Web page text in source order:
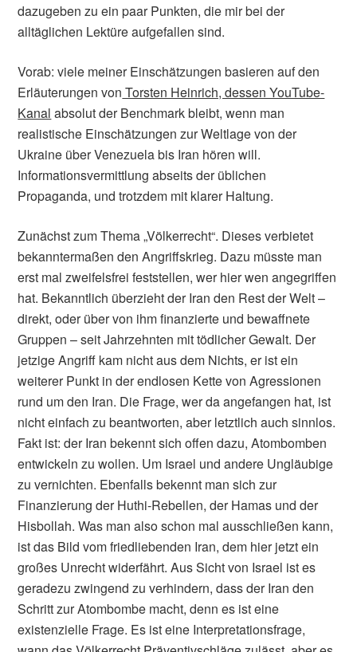
dazugeben zu ein paar Punkten, die mir bei der
alltäglichen Lektüre aufgefallen sind.
Vorab: viele meiner Einschätzungen basieren auf den
Erläuterungen von Torsten Heinrich, dessen YouTube-
Kanal absolut der Benchmark bleibt, wenn man
realistische Einschätzungen zur Weltlage von der
Ukraine über Venezuela bis Iran hören will.
Informationsvermittlung abseits der üblichen
Propaganda, und trotzdem mit klarer Haltung.
Zunächst zum Thema „Völkerrecht“. Dieses verbietet
bekanntermaßen den Angriffskrieg. Dazu müsste man
erst mal zweifelsfrei feststellen, wer hier wen angegriffen
hat. Bekanntlich überzieht der Iran den Rest der Welt –
direkt, oder über von ihm finanzierte und bewaffnete
Gruppen – seit Jahrzehnten mit tödlicher Gewalt. Der
jetzige Angriff kam nicht aus dem Nichts, er ist ein
weiterer Punkt in der endlosen Kette von Agressionen
rund um den Iran. Die Frage, wer da angefangen hat, ist
nicht einfach zu beantworten, aber letztlich auch sinnlos.
Fakt ist: der Iran bekennt sich offen dazu, Atombomben
entwickeln zu wollen. Um Israel und andere Ungläubige
zu vernichten. Ebenfalls bekennt man sich zur
Finanzierung der Huthi-Rebellen, der Hamas und der
Hisbollah. Was man also schon mal ausschließen kann,
ist das Bild vom friedliebenden Iran, dem hier jetzt ein
großes Unrecht widerfährt. Aus Sicht von Israel ist es
geradezu zwingend zu verhindern, dass der Iran den
Schritt zur Atombombe macht, denn es ist eine
existenzielle Frage. Es ist eine Interpretationsfrage,